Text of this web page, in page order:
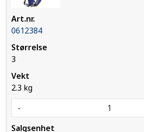
0612384
3
2.3 kg
-